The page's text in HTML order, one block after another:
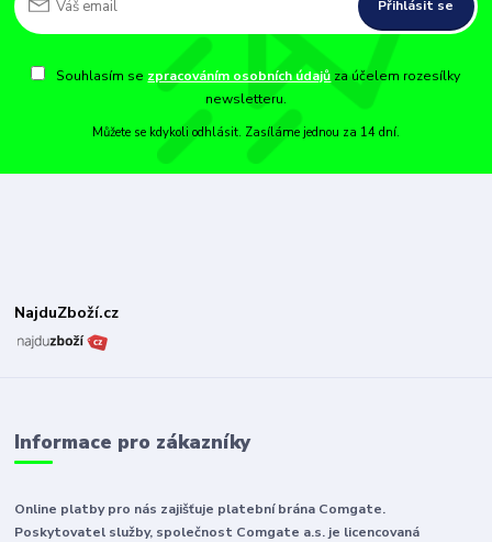
Přihlásit se
Souhlasím se zpracováním osobních údajů za účelem rozesílky
newsletteru.
Můžete se kdykoli odhlásit. Zasíláme jednou za 14 dní.
NajduZboží.cz
Informace pro zákazníky
Online platby pro nás zajišťuje platební brána Comgate.
Poskytovatel služby, společnost Comgate a.s. je licencovaná